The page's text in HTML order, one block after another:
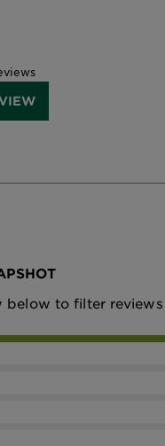
below to filter reviews